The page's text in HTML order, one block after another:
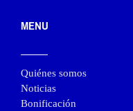
MENU
Quiénes somos
Noticias
Bonificación